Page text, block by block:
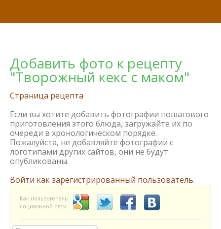
Добавить фото к рецепту
"Творожный кекс с маком"
Страница рецепта
Если вы хотите добавить фотографии пошагового
приготовления этого блюда, загружайте их по
очереди в хронологическом порядке.
Пожалуйста, не добавляйте фотографии с
логотипами других сайтов, они не будут
опубликованы.
Войти как зарегистрированный пользователь.
Как пользователь
социальной сети